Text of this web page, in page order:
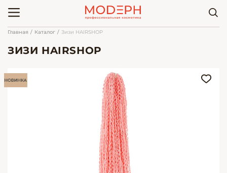
Главная Каталог Зизи HAIRSHOP
ЗИЗИ HAIRSHOP